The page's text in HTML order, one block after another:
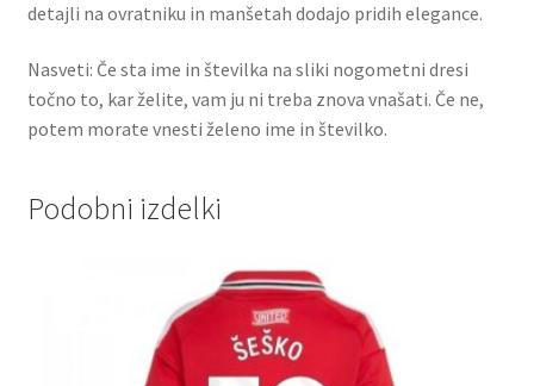
detajli na ovratniku in manšetah dodajo pridih elegance.
Nasveti: Če sta ime in številka na sliki nogometni dresi
točno to, kar želite, vam ju ni treba znova vnašati. Če ne,
potem morate vnesti želeno ime in številko.
Podobni izdelki